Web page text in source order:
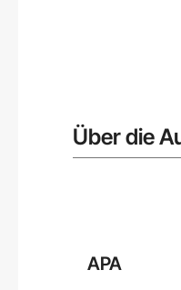
Über die
APA